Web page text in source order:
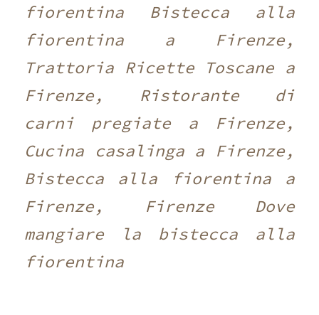
fiorentina Bistecca alla
fiorentina a Firenze,
Trattoria Ricette Toscane a
Firenze, Ristorante di
carni pregiate a Firenze,
Cucina casalinga a Firenze,
Bistecca alla fiorentina a
Firenze, Firenze Dove
mangiare la bistecca alla
fiorentina